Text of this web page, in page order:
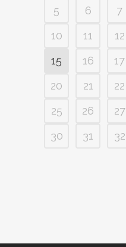
5
6 7
10
11 12
15
16 17
20
21 22
25
26 27
30
31 32